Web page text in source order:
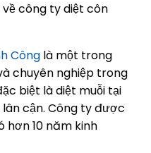
công ty diệt côn
Công là một trong
chuyên nghiệp trong
biệt là diệt muỗi tại
cận. Công ty được
hơn 10 năm kinh